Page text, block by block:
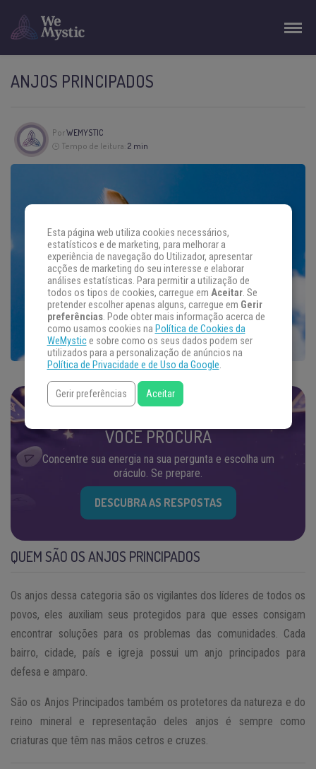
ANJOS PRINCIPADOS
PorWEMYSTIC
Tempo de leitura: 2 min
VOCÊ PROCURA
Concentre sua energia na sua pergunta e escolha um
oráculo. Se prepare.
DESCUBRA AS RESPOSTAS
QUEM SÃO OS ANJOS PRINCIPADOS
Os anjos dessa categoria são os vigilantes dos líderes de todos os
povos, eles auxiliam seus protegidos para que esses consigam
encontrar soluções para os problemas das comunidades. Cada
bairro, cidade, país e igreja possui um anjo principados para
defesa e amparo.
São os Anjos Principados também os protetores da natureza e do
reino mineral e representação deles anjos é sempre como
criaturas que têm nas mãos cetros e cruzes.
Esta página web utiliza cookies necessários,
estatísticos e de marketing, para melhorar a
experiência de navegação do Utilizador, apresentar
acções de marketing do seu interesse e elaborar
análises estatísticas. Para permitir a utilização de
todos os tipos de cookies, carregue em Aceitar. Se
pretender escolher apenas alguns, carregue em Gerir
preferências. Pode obter mais informação acerca de
como usamos cookies na Política de Cookies da
WeMystice sobre como os seus dados podem ser
utilizados para a personalização de anúncios na
Política de Privacidade e de Uso da Google.
Gerir preferências Aceitar